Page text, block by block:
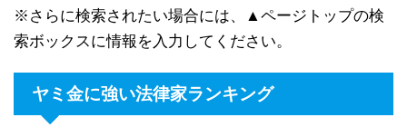
※さらに検索されたい場合には、▲ページトップの検
索ボックスに情報を入力してください。
ヤミ金に強い法律家ランキング